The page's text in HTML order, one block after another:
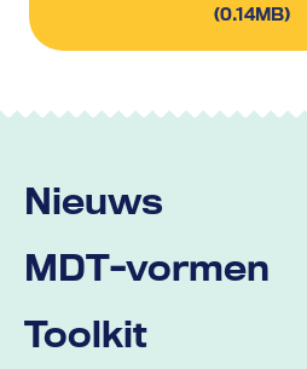
(0.14MB)
Nieuws
MDT-vormen
Toolkit